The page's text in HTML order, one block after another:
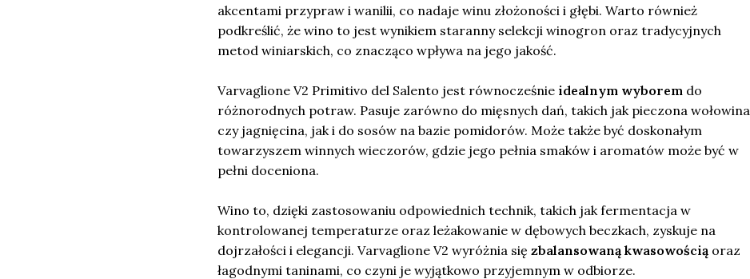
akcentami przypraw i wanilii, co nadaje winu złożoności i głębi. Warto również
podkreślić, że wino to jest wynikiem staranny selekcji winogron oraz tradycyjnych
metod winiarskich, co znacząco wpływa na jego jakość.
Varvaglione V2 Primitivo del Salento jest równocześnie idealnym wyborem do
różnorodnych potraw. Pasuje zarówno do mięsnych dań, takich jak pieczona wołowina
czy jagnięcina, jak i do sosów na bazie pomidorów. Może także być doskonałym
towarzyszem winnych wieczorów, gdzie jego pełnia smaków i aromatów może być w
pełni doceniona.
Wino to, dzięki zastosowaniu odpowiednich technik, takich jak fermentacja w
kontrolowanej temperaturze oraz leżakowanie w dębowych beczkach, zyskuje na
dojrzałości i elegancji. Varvaglione V2 wyróżnia się zbalansowaną kwasowością oraz
łagodnymi taninami, co czyni je wyjątkowo przyjemnym w odbiorze.